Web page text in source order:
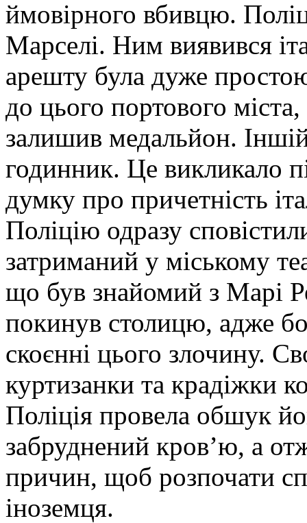
ймовірного вбивцю.
Марселі. Ним виявився
арешту була дуже
до цього портового
залишив медальйон.
годинник. Це викликало
думку про причетність
Поліцію одразу
затриманий у міському
що був знайомий з Марі
покинув столицю, адже
скоєнні цього злочину.
куртизанки та крадіжки
Поліція провела обшук
забруднений кров’ю, а
причин, щоб розпочати
іноземця.